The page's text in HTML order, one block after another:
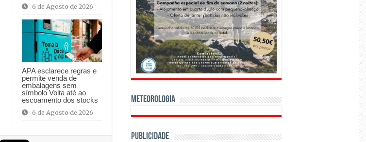
6 de Agosto de 2026
APA esclarece regras e
permite venda de
embalagens sem
símbolo Volta até ao
escoamento dos stocks
6 de Agosto de 2026
Meteorologia
Publicidade